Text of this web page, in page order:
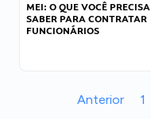
MEI: O QUE VOCÊ PRECISA
SABER PARA CONTRATAR
FUNCIONÁRIOS
Anterior 1